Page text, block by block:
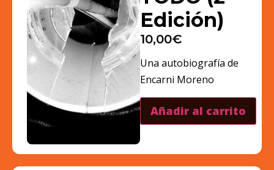
Edición)
10,00€
Una autobiografía de
Encarni Moreno
Añadir al carrito